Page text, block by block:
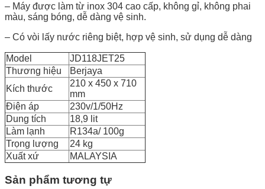
– Máy được làm từ inox 304 cao cấp, không gỉ, không phai
màu, sáng bóng, dễ dàng vệ sinh.
– Có vòi lấy nước riêng biệt, hợp vệ sinh, sử dụng dễ dàng
Model
JD118JET25
Thương hiệu
Berjaya
Kích thước
210 x 450 x 710
mm
Điện áp
230v/1/50Hz
Dung tích
18,9 lit
Làm lạnh
R134a/ 100g
Trọng lượng
24 kg
Xuất xứ
MALAYSIA
Sản phẩm tương tự